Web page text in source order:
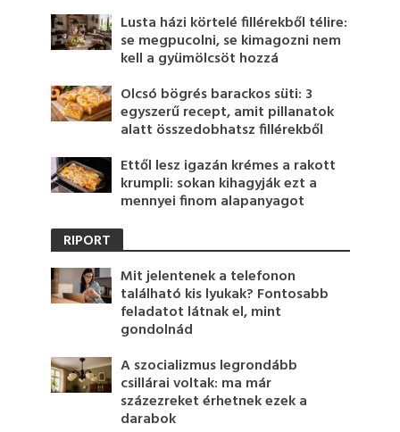
Lusta házi körtelé fillérekből télire:
se megpucolni, se kimagozni nem
kell a gyümölcsöt hozzá
Olcsó bögrés barackos süti: 3
egyszerű recept, amit pillanatok
alatt összedobhatsz fillérekből
Ettől lesz igazán krémes a rakott
krumpli: sokan kihagyják ezt a
mennyei finom alapanyagot
RIPORT
Mit jelentenek a telefonon
található kis lyukak? Fontosabb
feladatot látnak el, mint
gondolnád
A szocializmus legrondább
csillárai voltak: ma már
százezreket érhetnek ezek a
darabok